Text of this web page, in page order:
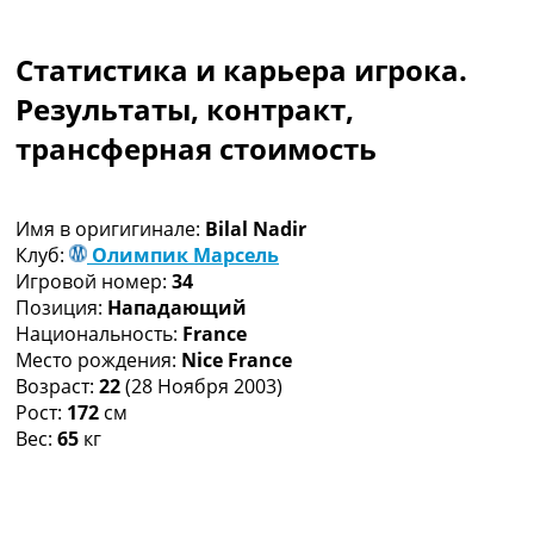
Чемпионат Мира
Украина. Премьер-Лига
Украина. Первая Лига
Лига Чемпионов
Другие Турниры >>>
Таблицы
Таблицы групп Чемпионата Мира
Украина. Премьер-Лига
Украина. Первая Лига
Лига Чемпионов. Таблицы групп
Англия. Премьер-Лига
Испания. Ла Лига
Статистика и карьера игрока.
Результаты, контракт,
трансферная стоимость
Имя в оригигинале: Bilal Nadir
Клуб:
Олимпик Марсель
Игровой номер: 34
Позиция: Нападающий
Национальность: France
Место рождения: Nice France
Возраст: 22(28 Ноября 2003)
Рост: 172 см
Вес: 65 кг